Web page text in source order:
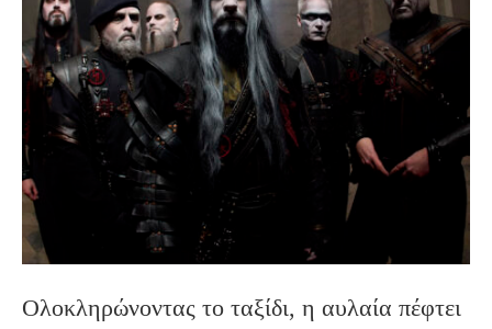
Ολοκληρώνοντας το ταξίδι, η αυλαία πέφτει